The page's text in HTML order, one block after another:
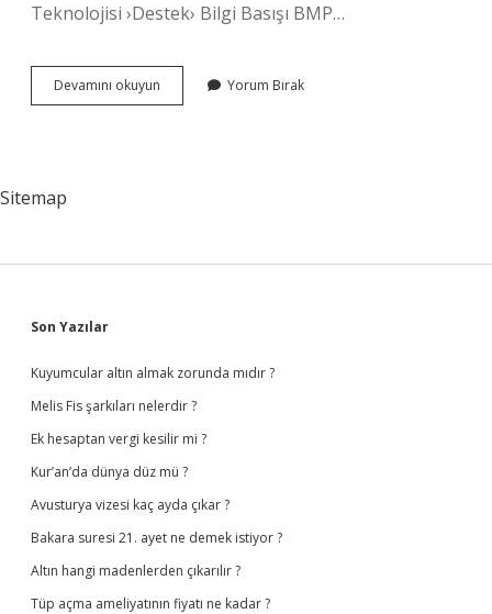
Teknolojisi ›Destek› Bilgi Basışı BMP…
Devamını okuyun
Uzantısı
Yorum Bırak
Sitemap
Sidebar
Son Yazılar
Kuyumcular altın almak zorunda mıdır ?
Melis Fis şarkıları nelerdir ?
Ek hesaptan vergi kesilir mi ?
Kur’an’da dünya düz mü ?
Avusturya vizesi kaç ayda çıkar ?
Bakara suresi 21. ayet ne demek istiyor ?
Altın hangi madenlerden çıkarılır ?
Tüp açma ameliyatının fiyatı ne kadar ?